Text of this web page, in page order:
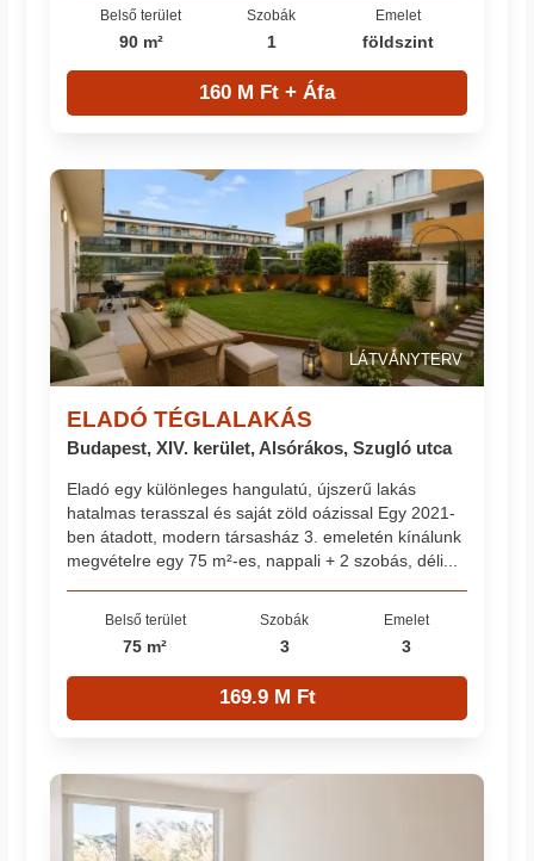
Belső terület
90 m²
Szobák
1
Emelet
földszint
160 M Ft + Áfa
LÁTVÁNYTERV
ELADÓ TÉGLALAKÁS
Budapest, XIV. kerület, Alsórákos, Szugló utca
Eladó egy különleges hangulatú, újszerű lakás
hatalmas terasszal és saját zöld oázissal Egy 2021-
ben átadott, modern társasház 3. emeletén kínálunk
megvételre egy 75 m²-es, nappali + 2 szobás, déli...
Belső terület
75 m²
Szobák
3
Emelet
3
169.9 M Ft